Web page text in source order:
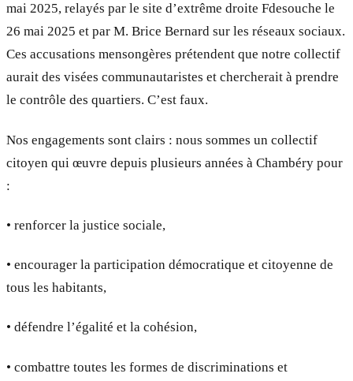
mai 2025, relayés par le site d’extrême droite Fdesouche le
26 mai 2025 et par M. Brice Bernard sur les réseaux sociaux.
Ces accusations mensongères prétendent que notre collectif
aurait des visées communautaristes et chercherait à prendre
le contrôle des quartiers. C’est faux.
Nos engagements sont clairs : nous sommes un collectif
citoyen qui œuvre depuis plusieurs années à Chambéry pour
:
• renforcer la justice sociale,
• encourager la participation démocratique et citoyenne de
tous les habitants,
• défendre l’égalité et la cohésion,
• combattre toutes les formes de discriminations et